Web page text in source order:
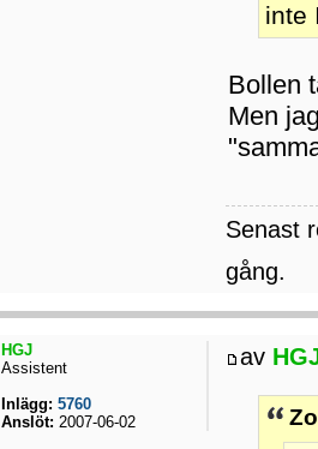
inte
Bollen
Men
Senast
gång.
av
HGJ
Assistent
Inlägg: 5760
Anslöt: 2007-06-02